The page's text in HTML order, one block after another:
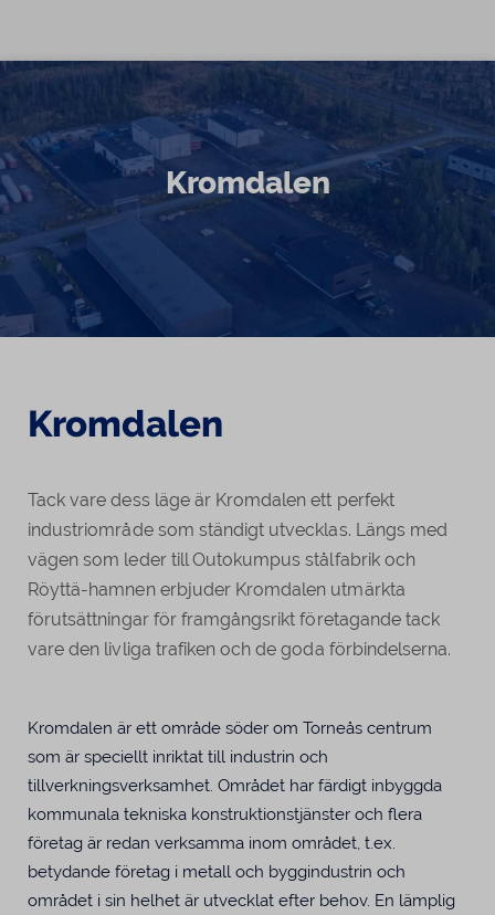
Skip to content
Kromdalen
Kromdalen
Tack vare dess läge är Kromdalen ett perfekt
industriområde som ständigt utvecklas. Längs med
vägen som leder till Outokumpus stålfabrik och
Röyttä-hamnen erbjuder Kromdalen utmärkta
förutsättningar för framgångsrikt företagande tack
vare den livliga trafiken och de goda förbindelserna.
Kromdalen är ett område söder om Torneås centrum
som är speciellt inriktat till industrin och
tillverkningsverksamhet. Området har färdigt inbyggda
kommunala tekniska konstruktionstjänster och flera
företag är redan verksamma inom området, t.ex.
betydande företag i metall och byggindustrin och
området i sin helhet är utvecklat efter behov. En lämplig